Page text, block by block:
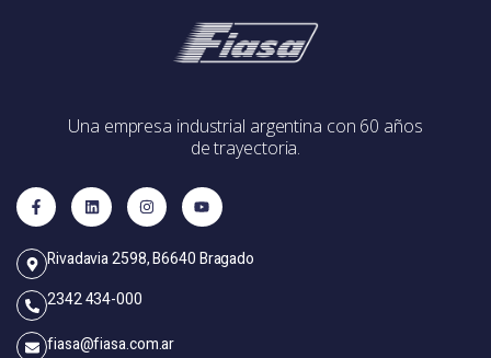
Una empresa industrial argentina con 60 años
de trayectoria.
Rivadavia 2598, B6640 Bragado
2342 434-000
fiasa@fiasa.com.ar